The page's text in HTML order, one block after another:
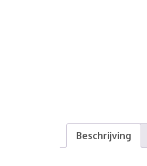
Beschrijving